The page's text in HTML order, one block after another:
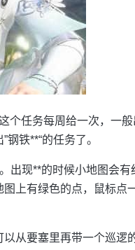
个任务每周给一次，一
铁**“的任务了。
出现**的时候小地图会
上有绿色的点，鼠标点
从要塞里再带一个巡逻